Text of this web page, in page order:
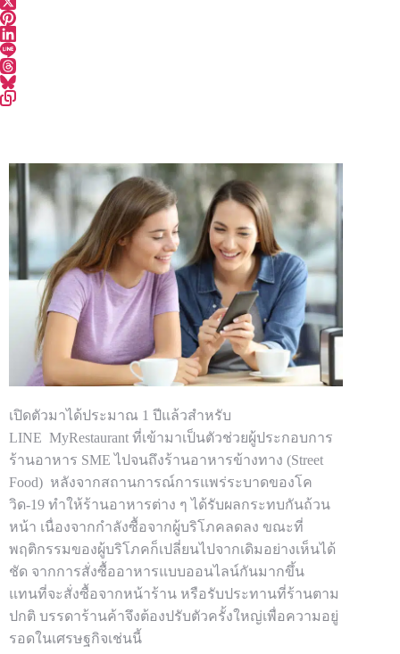
เปิดตัวมาได้ประมาณ 1 ปีแล้วสำหรับ
LINE MyRestaurant ที่เข้ามาเป็นตัวช่วยผู้ประกอบการ
ร้านอาหาร SME ไปจนถึงร้านอาหารข้างทาง (Street
Food) หลังจากสถานการณ์การแพร่ระบาดของโค
วิด-19 ทำให้ร้านอาหารต่าง ๆ ได้รับผลกระทบกันถ้วน
หน้า เนื่องจากกำลังซื้อจากผู้บริโภคลดลง ขณะที่
พฤติกรรมของผู้บริโภคก็เปลี่ยนไปจากเดิมอย่างเห็นได้
ชัด จากการสั่งซื้ออาหารแบบออนไลน์กันมากขึ้น
แทนที่จะสั่งซื้อจากหน้าร้าน หรือรับประทานที่ร้านตาม
ปกติ บรรดาร้านค้าจึงต้องปรับตัวครั้งใหญ่เพื่อความอยู่
รอดในเศรษฐกิจเช่นนี้